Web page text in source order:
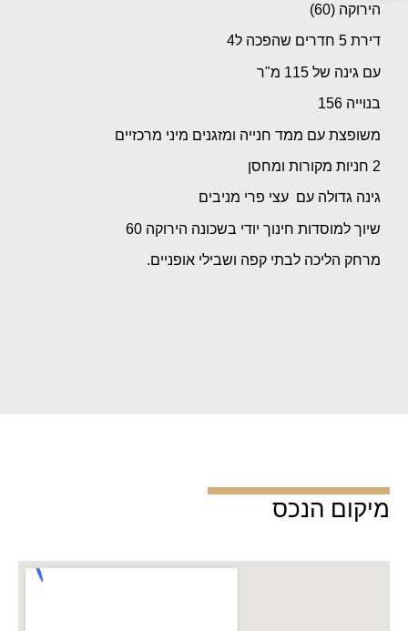
הירוקה (60)
דירת 5 חדרים שהפכה ל4
עם גינה של 115 מ"ר
בנוייה 156
משופצת עם ממד חנייה ומזגנים מיני מרכזיים
2 חניות מקורות ומחסן
גינה גדולה עם עצי פרי מניבים
שיוך למוסדות חינוך יודי בשכונה הירוקה 60
מרחק הליכה לבתי קפה ושבילי אופניים.
מיקום הנכס